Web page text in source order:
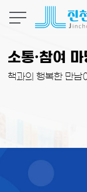
소통·참여 마
책과의 행복한 만남